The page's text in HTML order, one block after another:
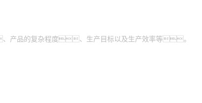
产品的复杂程度、生产目标以及生产效率等。